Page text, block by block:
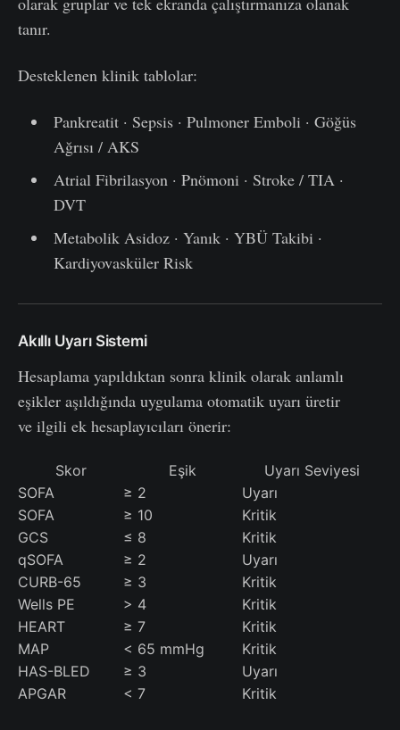
tanır.
Desteklenen klinik tablolar:
Pankreatit · Sepsis · Pulmoner Emboli · Göğüs
Ağrısı / AKS
Atrial Fibrilasyon · Pnömoni · Stroke / TIA ·
DVT
Metabolik Asidoz · Yanık · YBÜ Takibi ·
Kardiyovasküler Risk
Akıllı Uyarı Sistemi
Hesaplama yapıldıktan sonra klinik olarak anlamlı
eşikler aşıldığında uygulama otomatik uyarı üretir
ve ilgili ek hesaplayıcıları önerir:
Skor Eşik
Uyarı Seviyesi
SOFA
≥ 2
Uyarı
SOFA
≥ 10
Kritik
GCS
≤ 8
Kritik
qSOFA
≥ 2
Uyarı
CURB-65
≥ 3
Kritik
Wells PE
> 4
Kritik
HEART
≥ 7
Kritik
MAP
< 65 mmHg
Kritik
HAS-BLED
≥ 3
Uyarı
APGAR
< 7 Kritik